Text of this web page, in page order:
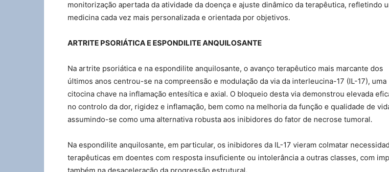
monitorização apertada da atividade da doença e ajuste dinâmico da terapêutica, refletindo
medicina cada vez mais personalizada e orientada por objetivos.
ARTRITE PSORIÁTICA E ESPONDILITE ANQUILOSANTE
Na artrite psoriática e na espondilite anquilosante, o avanço terapêutico mais marcante dos
últimos anos centrou-se na compreensão e modulação da via da interleucina-17 (IL-17), uma
citocina chave na inflamação entesítica e axial. O bloqueio desta via demonstrou elevada
no controlo da dor, rigidez e inflamação, bem como na melhoria da função e qualidade de
assumindo-se como uma alternativa robusta aos inibidores do fator de necrose tumoral.
Na espondilite anquilosante, em particular, os inibidores da IL-17 vieram colmatar
terapêuticas em doentes com resposta insuficiente ou intolerância a outras classes, com